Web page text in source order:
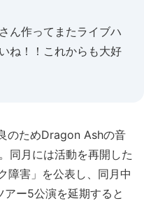
ん作ってまたライブハ
ね！！これからも大好
のためDragon Ashの音
同月には活動を再開した
障害」を公表し、同月中
ー5公演を延期すると